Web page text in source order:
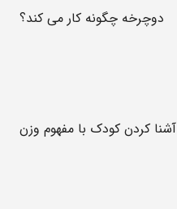
دوچرخه چگونه کار می کند؟
آشنا کردن کودک با مفهوم وزن